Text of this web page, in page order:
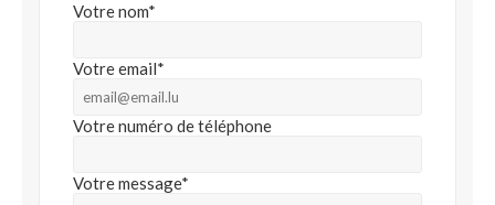
Votre nom*
Votre email*
Votre numéro de téléphone
Votre message*